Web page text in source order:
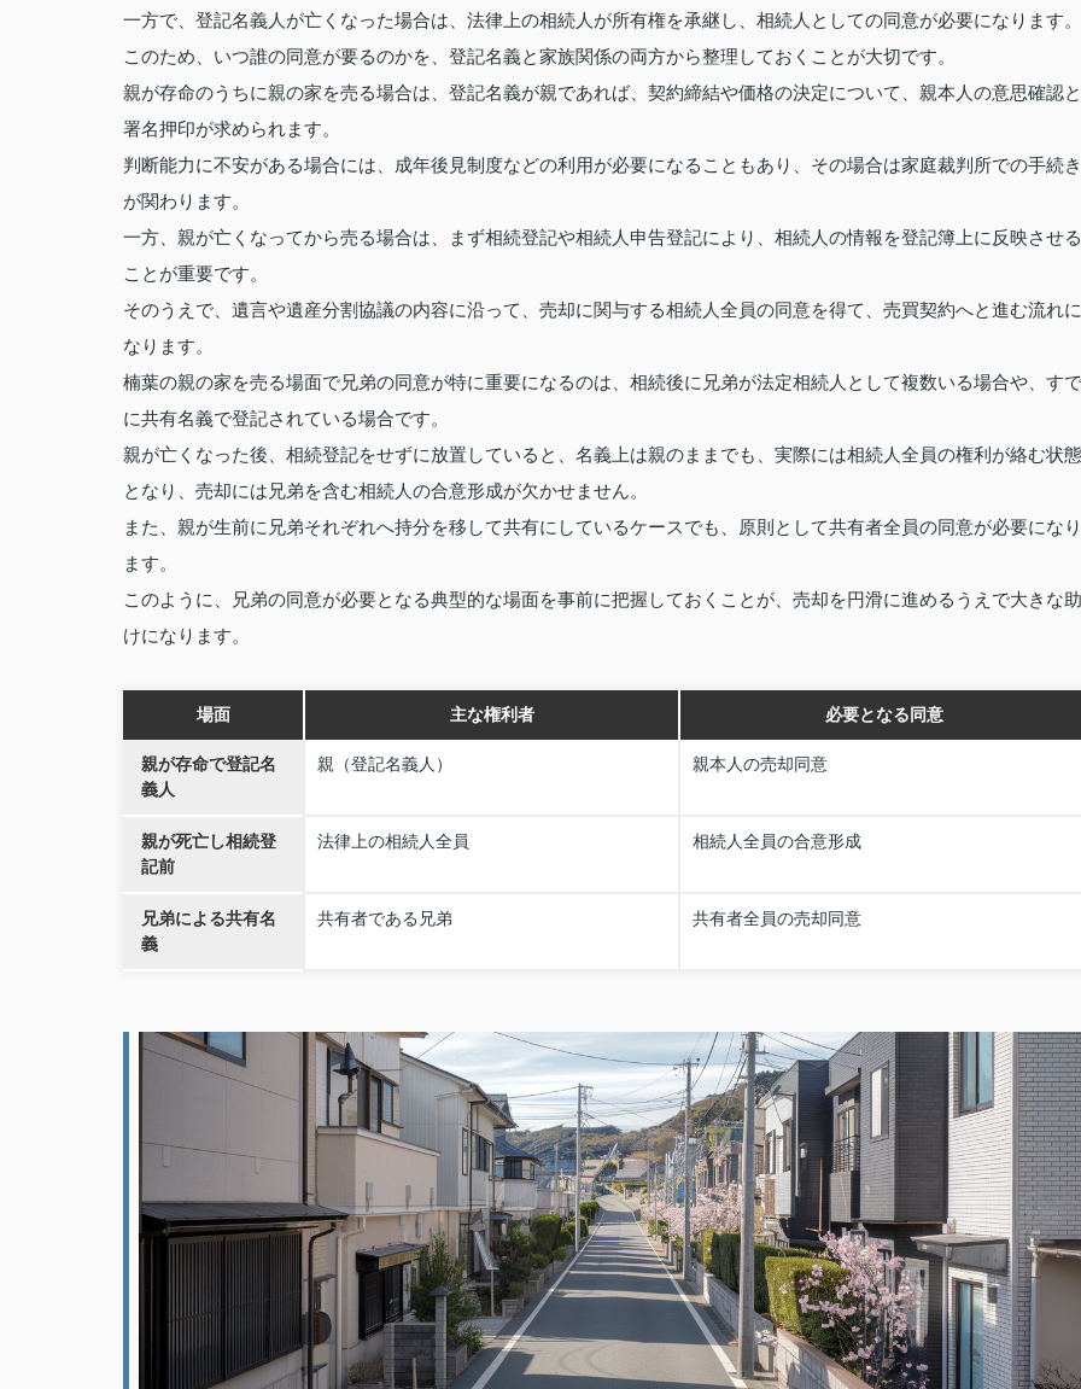
一方で、登記名義人が亡くなった場合は、法律上の相続人が所有権を承継し、相続人としての同意が必要になります。
このため、いつ誰の同意が要るのかを、登記名義と家族関係の両方から整理しておくことが大切です。
親が存命のうちに親の家を売る場合は、登記名義が親であれば、契約締結や価格の決定について、親本人の意思確認と
署名押印が求められます。
判断能力に不安がある場合には、成年後見制度などの利用が必要になることもあり、その場合は家庭裁判所での手続き
が関わります。
一方、親が亡くなってから売る場合は、まず相続登記や相続人申告登記により、相続人の情報を登記簿上に反映させる
ことが重要です。
そのうえで、遺言や遺産分割協議の内容に沿って、売却に関与する相続人全員の同意を得て、売買契約へと進む流れに
なります。
楠葉の親の家を売る場面で兄弟の同意が特に重要になるのは、相続後に兄弟が法定相続人として複数いる場合や、すで
に共有名義で登記されている場合です。
親が亡くなった後、相続登記をせずに放置していると、名義上は親のままでも、実際には相続人全員の権利が絡む状態
となり、売却には兄弟を含む相続人の合意形成が欠かせません。
また、親が生前に兄弟それぞれへ持分を移して共有にしているケースでも、原則として共有者全員の同意が必要になり
ます。
このように、兄弟の同意が必要となる典型的な場面を事前に把握しておくことが、売却を円滑に進めるうえで大きな助
けになります。
場面 主な権利者 必要となる同意
親が存命で登記名
義人
親（登記名義人） 親本人の売却同意
親が死亡し相続登
記前
法律上の相続人全員 相続人全員の合意形成
兄弟による共有名
義
共有者である兄弟 共有者全員の売却同意